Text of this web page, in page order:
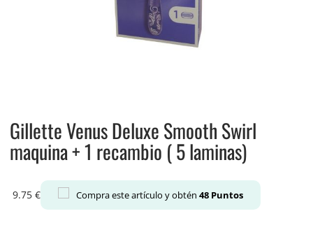
Gillette Venus Deluxe Smooth Swirl
maquina + 1 recambio ( 5 laminas)
9.75 € Compra este artículo y obtén 48Puntos